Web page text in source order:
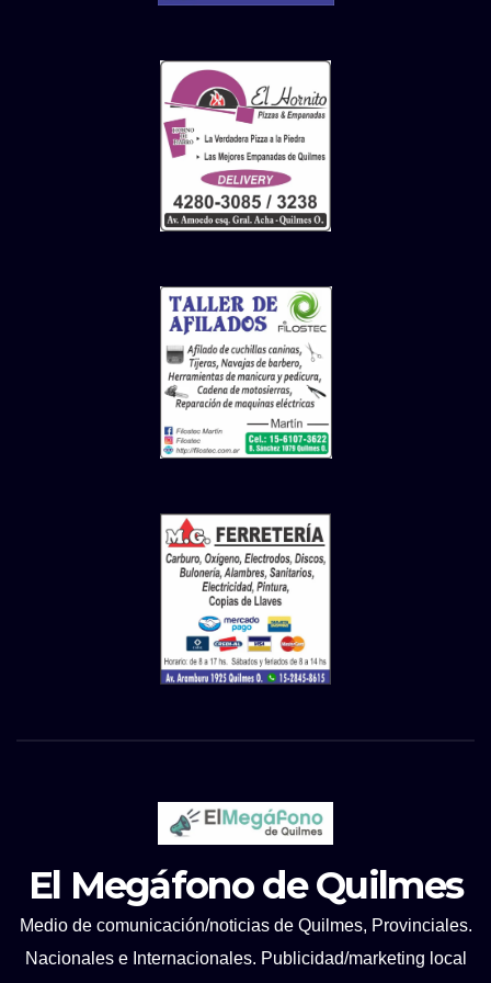
El Megáfono de Quilmes
Medio de comunicación/noticias de Quilmes, Provinciales.
Nacionales e Internacionales. Publicidad/marketing local